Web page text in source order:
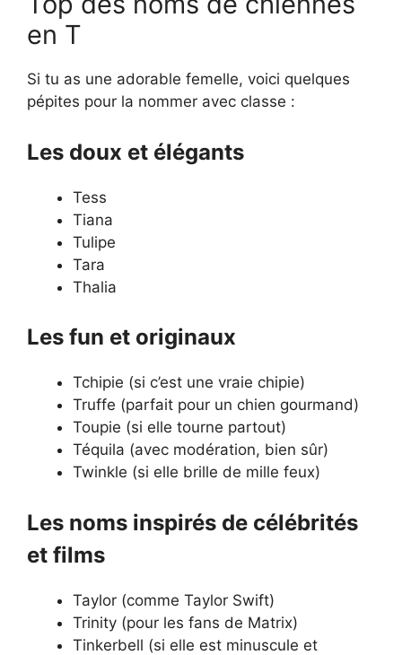
en T
Si tu as une adorable femelle, voici quelques
pépites pour la nommer avec classe :
Les doux et élégants
Tess
Tiana
Tulipe
Tara
Thalia
Les fun et originaux
Tchipie (si c’est une vraie chipie)
Truffe (parfait pour un chien gourmand)
Toupie (si elle tourne partout)
Téquila (avec modération, bien sûr)
Twinkle (si elle brille de mille feux)
Les noms inspirés de célébrités
et films
Taylor (comme Taylor Swift)
Trinity (pour les fans de Matrix)
Tinkerbell (si elle est minuscule et